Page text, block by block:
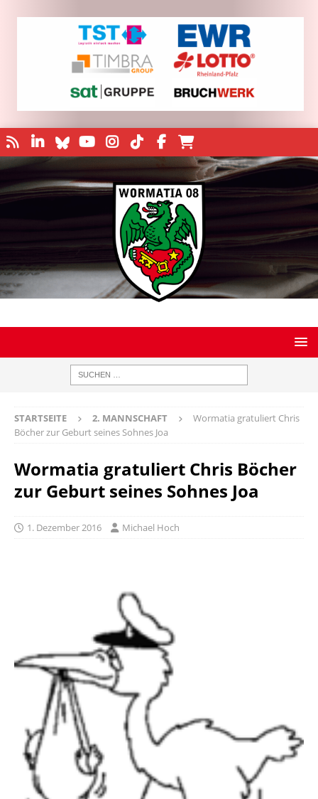
STARTSEITE 2. MANNSCHAFT
Wormatia gratuliert Chris
Böcher zur Geburt seines Sohnes Joa
Wormatia gratuliert Chris Böcher
zur Geburt seines Sohnes Joa
1. Dezember 2016 Michael Hoch